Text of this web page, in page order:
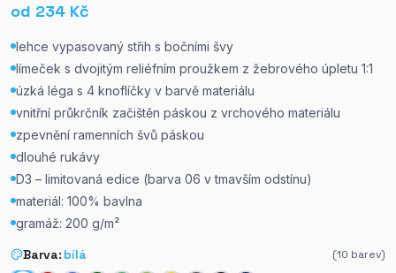
od 234 Kč
lehce vypasovaný střih s bočními švy
límeček s dvojitým reliéfním proužkem z žebrového úpletu 1:1
úzká léga s 4 knoflíčky v barvě materiálu
vnitřní průkrčník začištěn páskou z vrchového materiálu
zpevnění ramenních švů páskou
dlouhé rukávy
D3 – limitovaná edice (barva 06 v tmavším odstínu)
materiál: 100% bavlna
gramáž: 200 g/m²
Barva: bílá (10 barev)